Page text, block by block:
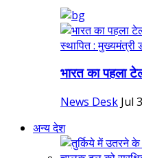
भारत का पहला
News Desk Jul
अन्य देश